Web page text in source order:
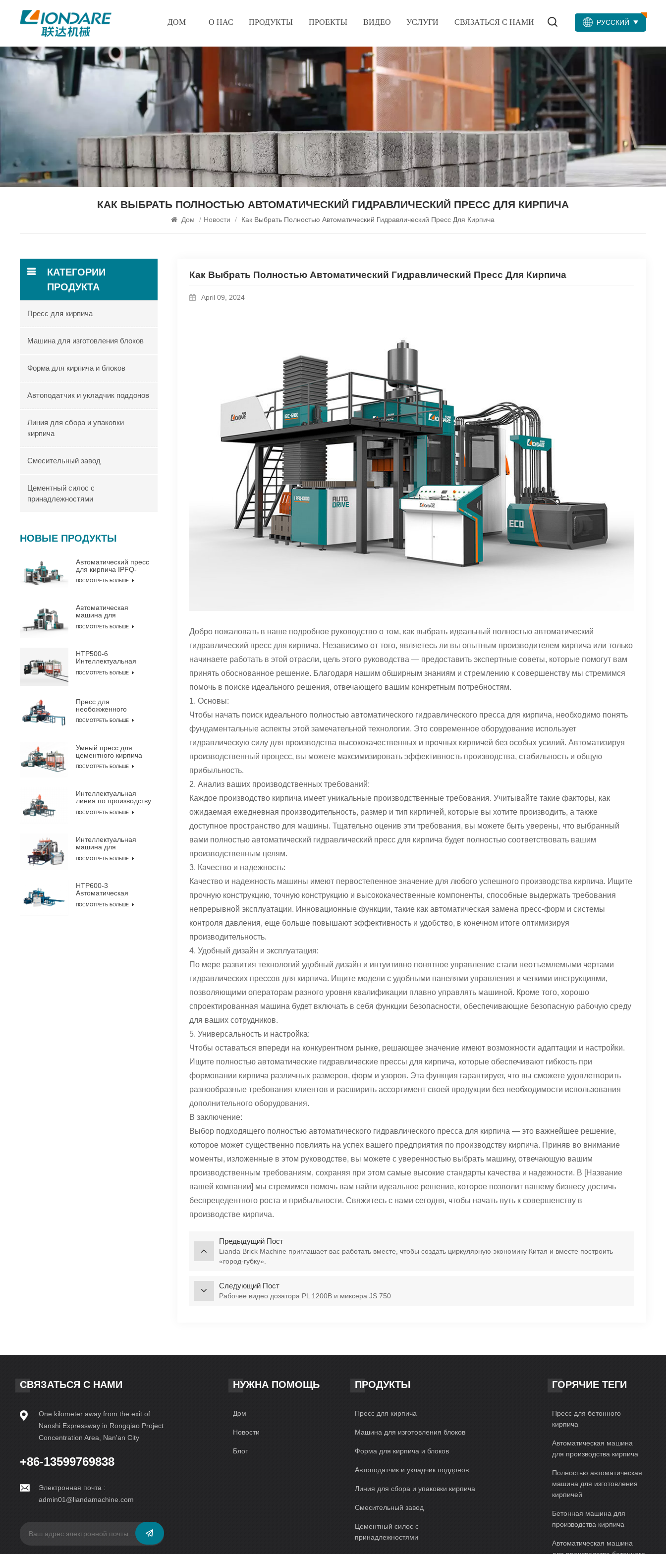
РУССКИЙ
ДОМ О НАС ПРОДУКТЫ ПРОЕКТЫ ВИДЕО УСЛУГИ СВЯЗАТЬСЯ С НАМИ
КАК ВЫБРАТЬ ПОЛНОСТЬЮ АВТОМАТИЧЕСКИЙ ГИДРАВЛИЧЕСКИЙ ПРЕСС ДЛЯ КИРПИЧА
Дом / Новости / Как Выбрать Полностью Автоматический Гидравлический Пресс Для Кирпича
Как Выбрать Полностью Автоматический Гидравлический Пресс Для Кирпича
April 09, 2024
Добро пожаловать в наше подробное руководство о том, как выбрать идеальный полностью автоматический
гидравлический пресс для кирпича. Независимо от того, являетесь ли вы опытным производителем кирпича или только
начинаете работать в этой отрасли, цель этого руководства — предоставить экспертные советы, которые помогут вам
принять обоснованное решение. Благодаря нашим обширным знаниям и стремлению к совершенству мы стремимся
помочь в поиске идеального решения, отвечающего вашим конкретным потребностям.
1. Основы:
Чтобы начать поиск идеального полностью автоматического гидравлического пресса для кирпича, необходимо понять
фундаментальные аспекты этой замечательной технологии. Это современное оборудование использует
гидравлическую силу для производства высококачественных и прочных кирпичей без особых усилий. Автоматизируя
производственный процесс, вы можете максимизировать эффективность производства, стабильность и общую
прибыльность.
2. Анализ ваших производственных требований:
Каждое производство кирпича имеет уникальные производственные требования. Учитывайте такие факторы, как
ожидаемая ежедневная производительность, размер и тип кирпичей, которые вы хотите производить, а также
доступное пространство для машины. Тщательно оценив эти требования, вы можете быть уверены, что выбранный
вами полностью автоматический гидравлический пресс для кирпича будет полностью соответствовать вашим
производственным целям.
3. Качество и надежность:
Качество и надежность машины имеют первостепенное значение для любого успешного производства кирпича. Ищите
прочную конструкцию, точную конструкцию и высококачественные компоненты, способные выдержать требования
непрерывной эксплуатации. Инновационные функции, такие как автоматическая замена пресс-форм и системы
контроля давления, еще больше повышают эффективность и удобство, в конечном итоге оптимизируя
производительность.
4. Удобный дизайн и эксплуатация:
По мере развития технологий удобный дизайн и интуитивно понятное управление стали неотъемлемыми чертами
гидравлических прессов для кирпича. Ищите модели с удобными панелями управления и четкими инструкциями,
позволяющими операторам разного уровня квалификации плавно управлять машиной. Кроме того, хорошо
спроектированная машина будет включать в себя функции безопасности, обеспечивающие безопасную рабочую среду
для ваших сотрудников.
5. Универсальность и настройка:
Чтобы оставаться впереди на конкурентном рынке, решающее значение имеют возможности адаптации и настройки.
Ищите полностью автоматические гидравлические прессы для кирпича, которые обеспечивают гибкость при
формовании кирпича различных размеров, форм и узоров. Эта функция гарантирует, что вы сможете удовлетворить
разнообразные требования клиентов и расширить ассортимент своей продукции без необходимости использования
дополнительного оборудования.
В заключение:
Выбор подходящего полностью автоматического гидравлического пресса для кирпича — это важнейшее решение,
которое может существенно повлиять на успех вашего предприятия по производству кирпича. Приняв во внимание
моменты, изложенные в этом руководстве, вы можете с уверенностью выбрать машину, отвечающую вашим
производственным требованиям, сохраняя при этом самые высокие стандарты качества и надежности. В [Название
вашей компании] мы стремимся помочь вам найти идеальное решение, которое позволит вашему бизнесу достичь
беспрецедентного роста и прибыльности. Свяжитесь с нами сегодня, чтобы начать путь к совершенству в
производстве кирпича.
Предыдущий Пост
Lianda Brick Machine приглашает вас работать вместе, чтобы создать циркулярную экономику Китая и вместе построить
«город-губку».
Следующий Пост
Рабочее видео дозатора PL 1200B и миксера JS 750
КАТЕГОРИИ
ПРОДУКТА
Пресс для кирпича
Машина для изготовления блоков
Форма для кирпича и блоков
Автоподатчик и укладчик поддонов
Линия для сбора и упаковки
кирпича
Смесительный завод
Цементный силос с
принадлежностями
НОВЫЕ ПРОДУКТЫ
Автоматический пресс
для кирпича IPFQ-
ПОСМОТРЕТЬ БОЛЬШЕ
Автоматическая
машина для
IPF10-15
ПОСМОТРЕТЬ БОЛЬШЕ
HTP500-6
Интеллектуальная
производства
ПОСМОТРЕТЬ БОЛЬШЕ
Пресс для
необожженного
ПОСМОТРЕТЬ БОЛЬШЕ
Умный пресс для
цементного кирпича
ПОСМОТРЕТЬ БОЛЬШЕ
Интеллектуальная
линия по производству
QYJ-4000
ПОСМОТРЕТЬ БОЛЬШЕ
Интеллектуальная
машина для
HTP600-3A
ПОСМОТРЕТЬ БОЛЬШЕ
HTP600-3
Автоматическая
изготовления блоков
ПОСМОТРЕТЬ БОЛЬШЕ
СВЯЗАТЬСЯ С НАМИ
One kilometer away from the exit of
Nanshi Expressway in Rongqiao Project
Concentration Area, Nan'an City
+86-13599769838
Электронная почта :
admin01@liandamachine.com
НУЖНА ПОМОЩЬ
Дом
Новости
Блог
ПРОДУКТЫ
Пресс для кирпича
Машина для изготовления блоков
Форма для кирпича и блоков
Автоподатчик и укладчик поддонов
Линия для сбора и упаковки кирпича
Смесительный завод
Цементный силос с
принадлежностями
ГОРЯЧИЕ ТЕГИ
Пресс для бетонного
кирпича
Автоматическая машина
для производства кирпича
Полностью автоматическая
машина для изготовления
кирпичей
Бетонная машина для
производства кирпича
Автоматическая машина